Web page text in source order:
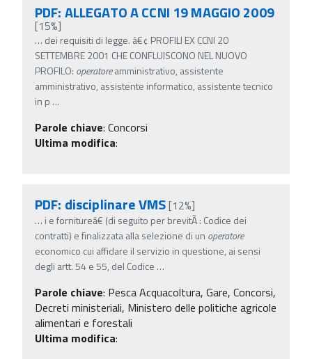
PDF: ALLEGATO A CCNI 19 MAGGIO 2009
[15%]
… dei requisiti di legge. â€¢ PROFILI EX CCNI 20
SETTEMBRE 2001 CHE CONFLUISCONO NEL NUOVO
PROFILO: operatoreamministrativo, assistente
amministrativo, assistente informatico, assistente tecnico
in p …
Parole chiave: Concorsi
Ultima modifica:
PDF: disciplinare VMS[12%]
… i e fornitureâ€ (di seguito per brevitÃ : Codice dei
contratti) e finalizzata alla selezione di un operatore
economico cui affidare il servizio in questione, ai sensi
degli artt. 54 e 55, del Codice …
Parole chiave: Pesca Acquacoltura, Gare, Concorsi,
Decreti ministeriali, Ministero delle politiche agricole
alimentari e forestali
Ultima modifica: